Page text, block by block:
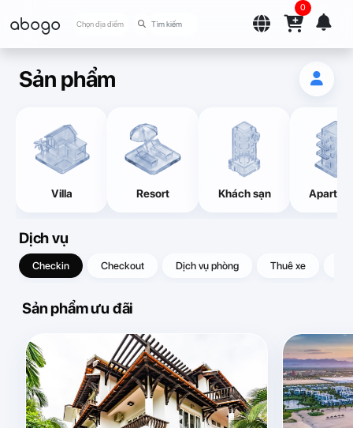
abogo Chọn địa điểm
0
Sản phẩm
Villa Resort Khách sạn
Dịch vụ
Checkin Checkout Dịch vụ phòng Thuê xe
Sản phẩm ưu đãi